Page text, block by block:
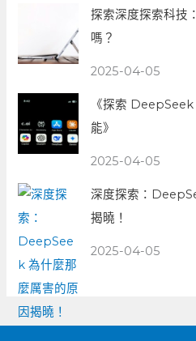
探索深度探索科技
嗎？
2025-04-05
《探索
能》
2025-04-05
深度探索：
揭曉！
2025-04-05